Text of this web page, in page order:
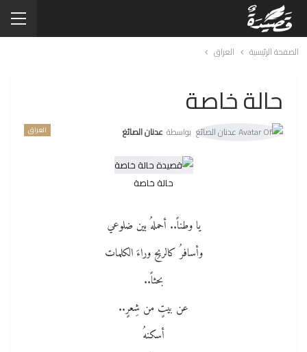
الصفحة الرئيسية العراق
حالة خاصة
العراق بواسطة عدنان الصائغ
حالة خاصة
يا وطناً.. أحملهُ بين ضلوعي
وأسافرُ كالريحِ وراءَ الكلمات
بحثاً..
عن بيتٍ من شِعرٍ..
أسكنهُ